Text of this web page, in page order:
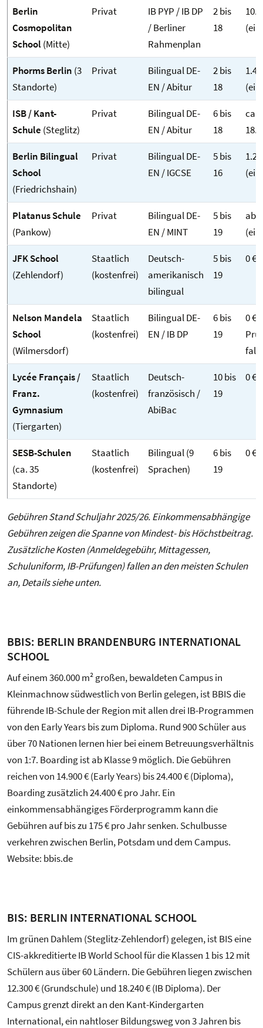
Berlin
Cosmopolitan
School(Mitte)
Privat
IB PYP / IB DP
/ Berliner
Rahmenplan
2 bis
18
Phorms Berlin (3
Standorte)
Privat
Bilingual DE-
EN / Abitur
2 bis
18
ISB / Kant-
Schule (Steglitz)
Privat
Bilingual DE-
EN / Abitur
6 bis
18
ca.
Berlin Bilingual
School
(Friedrichshain)
Privat
Bilingual DE-
EN / IGCSE
5 bis
16
Platanus Schule
(Pankow)
Privat
Bilingual DE-
EN / MINT
5 bis
19
ab
JFK School
(Zehlendorf)
Staatlich
(kostenfrei)
Deutsch-
amerikanisch
bilingual
5 bis
19
0 €
Nelson Mandela
School
(Wilmersdorf)
Staatlich
(kostenfrei)
Bilingual DE-
EN / IB DP
6 bis
19
0 €
Lycée Français /
Franz.
Gymnasium
(Tiergarten)
Staatlich
(kostenfrei)
Deutsch-
französisch /
AbiBac
10 bis
19
0 €
SESB-Schulen
(ca. 35
Standorte)
Staatlich
(kostenfrei)
Bilingual (9
Sprachen)
6 bis
19
0 €
Gebühren Stand Schuljahr 2025/26. Einkommensabhängige
Gebühren zeigen die Spanne von Mindest- bis Höchstbeitrag.
Zusätzliche Kosten (Anmeldegebühr, Mittagessen,
Schuluniform, IB-Prüfungen) fallen an den meisten Schulen
an, Details siehe unten.
BBIS: BERLIN BRANDENBURG INTERNATIONAL
SCHOOL
Auf einem 360.000 m² großen, bewaldeten Campus in
Kleinmachnow südwestlich von Berlin gelegen, ist BBIS die
führende IB-Schule der Region mit allen drei IB-Programmen
von den Early Years bis zum Diploma. Rund 900 Schüler aus
über 70 Nationen lernen hier bei einem Betreuungsverhältnis
von 1:7. Boarding ist ab Klasse 9 möglich. Die Gebühren
reichen von 14.900 € (Early Years) bis 24.400 € (Diploma),
Boarding zusätzlich 24.400 € pro Jahr. Ein
einkommensabhängiges Förderprogramm kann die
Gebühren auf bis zu 175 € pro Jahr senken. Schulbusse
verkehren zwischen Berlin, Potsdam und dem Campus.
Website: bbis.de
BIS: BERLIN INTERNATIONAL SCHOOL
Im grünen Dahlem (Steglitz-Zehlendorf) gelegen, ist BIS eine
CIS-akkreditierte IB World School für die Klassen 1 bis 12 mit
Schülern aus über 60 Ländern. Die Gebühren liegen zwischen
12.300 € (Grundschule) und 18.240 € (IB Diploma). Der
Campus grenzt direkt an den Kant-Kindergarten
International, ein nahtloser Bildungsweg von 3 Jahren bis